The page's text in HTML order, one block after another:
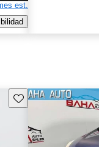
est.
Guarda este Aviso